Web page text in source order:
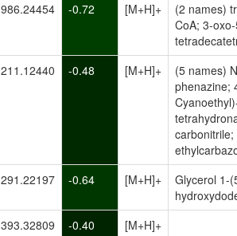
986.24454 -0.72 [M+H]+
(2 names)
CoA; 3-
211.12440 -0.48 [M+H]+
(5 names)
phenazine;
291.22197 -0.64 [M+H]+
Glycerol 1-
393.32809 -0.40 [M+H]+